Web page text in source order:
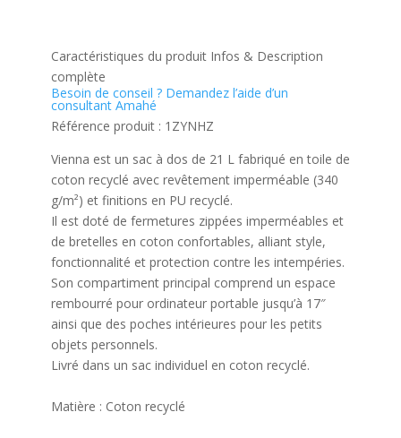
Caractéristiques du produit Infos & Description
complète
Besoin de conseil ? Demandez l’aide d’un
consultant Amahé
Référence produit : 1ZYNHZ
Vienna est un sac à dos de 21 L fabriqué en toile de
coton recyclé avec revêtement imperméable (340
g/m²) et finitions en PU recyclé.
Il est doté de fermetures zippées imperméables et
de bretelles en coton confortables, alliant style,
fonctionnalité et protection contre les intempéries.
Son compartiment principal comprend un espace
rembourré pour ordinateur portable jusqu’à 17″
ainsi que des poches intérieures pour les petits
objets personnels.
Livré dans un sac individuel en coton recyclé.
Matière : Coton recyclé